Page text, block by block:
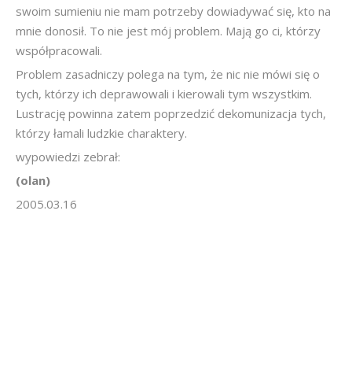
swoim sumieniu nie mam potrzeby dowiadywać się, kto na
mnie donosił. To nie jest mój problem. Mają go ci, którzy
współpracowali.
Problem zasadniczy polega na tym, że nic nie mówi się o
tych, którzy ich deprawowali i kierowali tym wszystkim.
Lustrację powinna zatem poprzedzić dekomunizacja tych,
którzy łamali ludzkie charaktery.
wypowiedzi zebrał:
(olan)
2005.03.16